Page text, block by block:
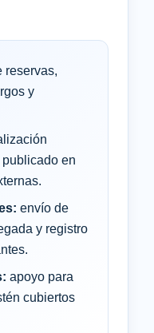
y
en
envío de
y registro
apoyo para
cubiertos